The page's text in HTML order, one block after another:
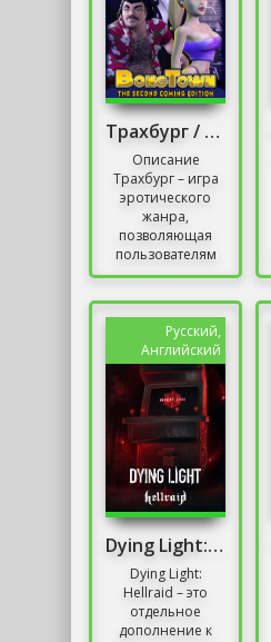
Трахбург / BoneTown 18+
Описание
Трахбург – игра
эротического
жанра,
позволяющая
пользователям
окунуться в
с примесью
«взрослого»
контента....
Русский,
Английский
Dying Light: Hellraid
Dying Light:
Hellraid – это
отдельное
дополнение к